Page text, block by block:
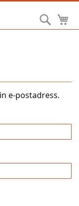
Sök
e-postadress.